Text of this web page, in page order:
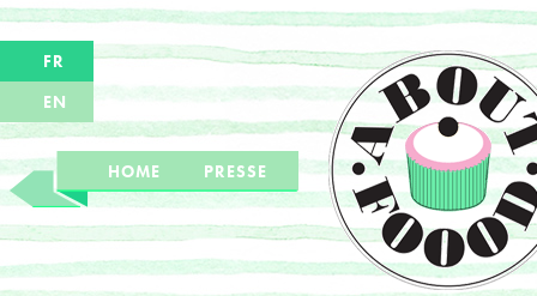
FR
EN
HOME PRESSE